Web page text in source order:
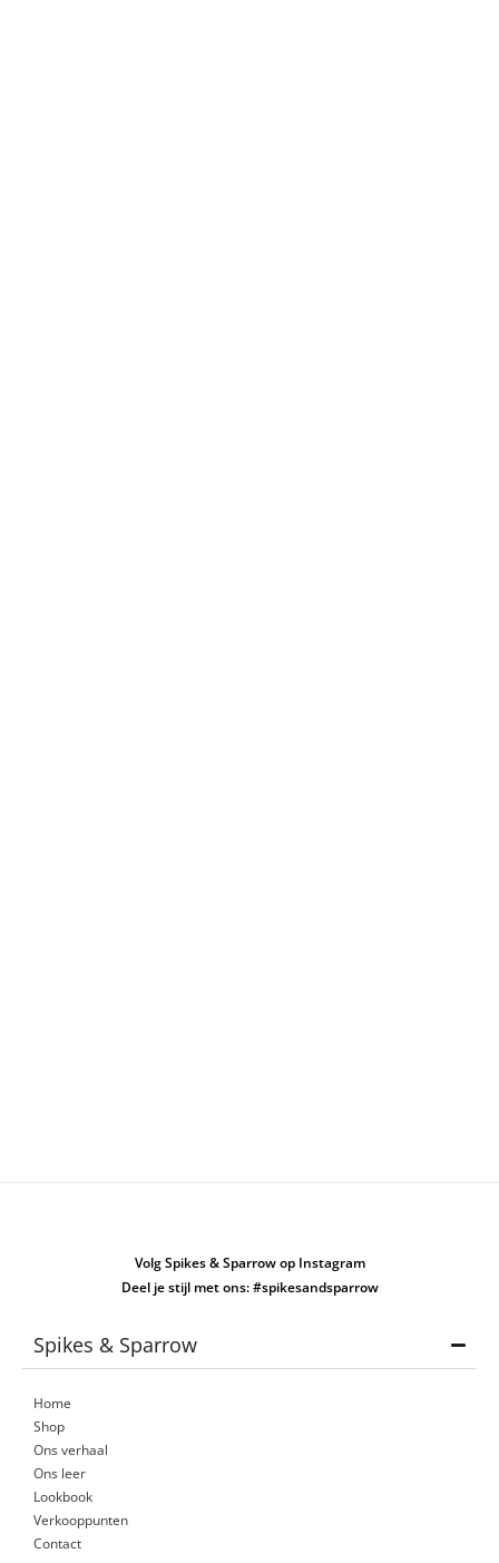
Volg Spikes & Sparrow op Instagram
Deel je stijl met ons: #spikesandsparrow
Spikes & Sparrow
Home
Shop
Ons verhaal
Ons leer
Lookbook
Verkooppunten
Contact